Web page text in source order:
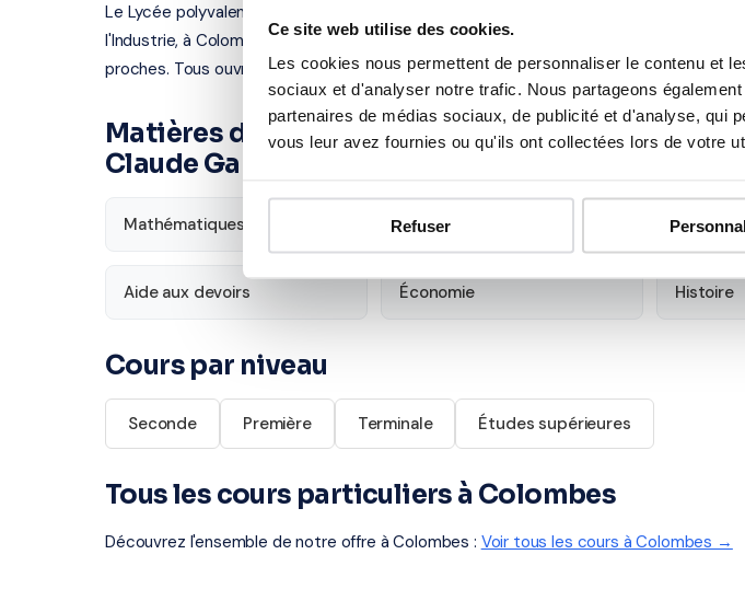
Ce site web utilise des cookies.
Les cookies nous permettent de personnaliser le contenu et
sociaux et d'analyser notre trafic. Nous partageons
partenaires de médias sociaux, de publicité et d'analyse, qui
vous leur avez fournies ou qu'ils ont collectées lors de votre
Refuser
Le Lycée polyvalent Claude Garamont, Lycée des métiers de la chaîne graphique se
l'Industrie, à Colombes (92700). Notre organisme partenaire certifié intervient à
proches. Tous ouvrent droit aucrédit d'impôt de 50% sur les cours à domicile.
Matières disponibles pour les élèves du Lycée
Claude Garamont, Lycée des métiers de la
Mathématiques Français Anglais
Aide aux devoirs Économie Histoire
Cours par niveau
Seconde Première Terminale Études supérieures
Tous les cours particuliers à Colombes
Découvrez l'ensemble de notre offre à Colombes : Voir tous les cours à Colombes →